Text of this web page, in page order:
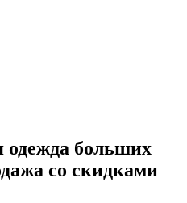
одежда больших
со скидками